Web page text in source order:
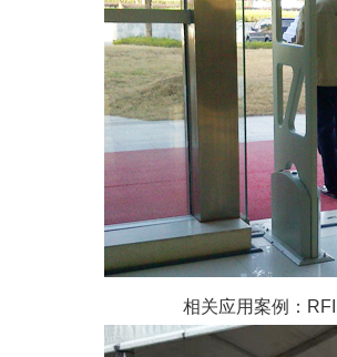
相关应用案例：